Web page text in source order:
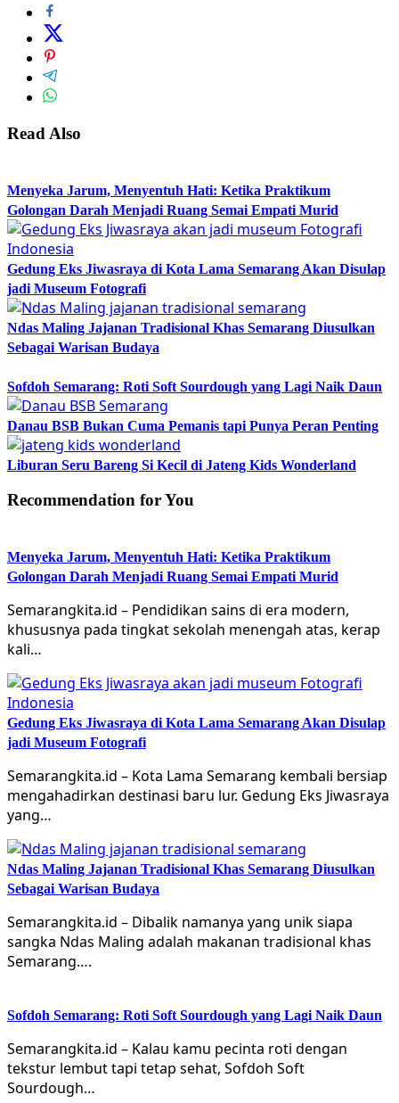
Read Also
Menyeka Jarum, Menyentuh Hati: Ketika Praktikum
Golongan Darah Menjadi Ruang Semai Empati Murid
Gedung Eks Jiwasraya di Kota Lama Semarang Akan Disulap
jadi Museum Fotografi
Ndas Maling Jajanan Tradisional Khas Semarang Diusulkan
Sebagai Warisan Budaya
Sofdoh Semarang: Roti Soft Sourdough yang Lagi Naik Daun
Danau BSB Bukan Cuma Pemanis tapi Punya Peran Penting
Liburan Seru Bareng Si Kecil di Jateng Kids Wonderland
Recommendation for You
Menyeka Jarum, Menyentuh Hati: Ketika Praktikum
Golongan Darah Menjadi Ruang Semai Empati Murid
Semarangkita.id – Pendidikan sains di era modern,
khususnya pada tingkat sekolah menengah atas, kerap
kali…
Gedung Eks Jiwasraya di Kota Lama Semarang Akan Disulap
jadi Museum Fotografi
Semarangkita.id – Kota Lama Semarang kembali bersiap
mengahadirkan destinasi baru lur. Gedung Eks Jiwasraya
yang…
Ndas Maling Jajanan Tradisional Khas Semarang Diusulkan
Sebagai Warisan Budaya
Semarangkita.id – Dibalik namanya yang unik siapa
sangka Ndas Maling adalah makanan tradisional khas
Semarang….
Sofdoh Semarang: Roti Soft Sourdough yang Lagi Naik Daun
Semarangkita.id – Kalau kamu pecinta roti dengan
tekstur lembut tapi tetap sehat, Sofdoh Soft
Sourdough…